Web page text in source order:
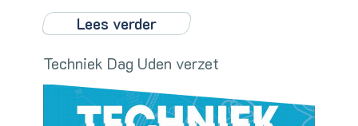
Lees verder
Techniek Dag Uden verzet